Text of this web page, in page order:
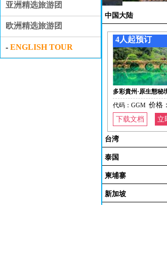
亚洲精选旅游团
欧洲精选旅游团
- ENGLISH TOUR
中国大陆
4人起预订
多彩貴州·原生態秘
代码：GGM 价格：
下载文档
立
台湾
泰国
柬埔寨
新加坡